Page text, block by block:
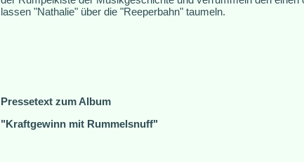
lassen "Nathalie" über die "Reeperbahn" taumeln.
Pressetext zum Album
"Kraftgewinn mit Rummelsnuff"